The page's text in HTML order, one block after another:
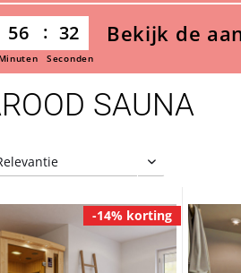
56 30
Minuten Seconden
Bekijk de
SAUNA
-14% korting